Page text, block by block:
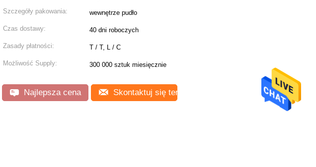
Szczegóły pakowania: wewnętrze pudło
Czas dostawy: 40 dni roboczych
Zasady płatności: T / T, L / C
Możliwość Supply: 300 000 sztuk miesięcznie
Najlepsza cena Skontaktuj się teraz